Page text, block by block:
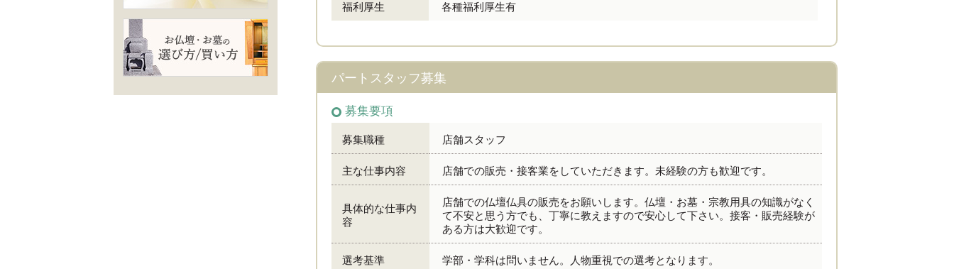
福利厚生 各種福利厚生有
パートスタッフ募集
募集要項
募集職種 店舗スタッフ
主な仕事内容 店舗での販売・接客業をしていただきます。未経験の方も歓迎です。
具体的な仕事内
容
店舗での仏壇仏具の販売をお願いします。仏壇・お墓・宗教用具の知識がなく
て不安と思う方でも、丁寧に教えますので安心して下さい。接客・販売経験が
ある方は大歓迎です。
選考基準 学部・学科は問いません。人物重視での選考となります。